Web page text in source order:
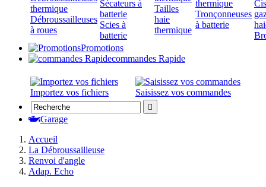
thermique
Débroussailleuses
à roues
Sécateurs à
batterie
Scies à
batterie
Tailles
haie
thermique
thermique
Tronçonneuses
à batterie
Promotions
commandes Rapide
Importez vos fichiers Saisissez vos commandes

Garage
Accueil
La Débroussailleuse
Renvoi d'angle
Adap. Echo